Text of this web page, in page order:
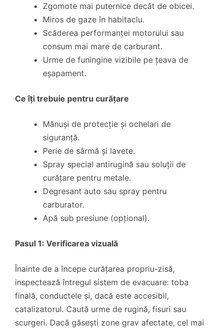
Zgomote mai puternice decât de obicei.
Miros de gaze în habitaclu.
Scăderea performanței motorului sau
consum mai mare de carburant.
Urme de funingine vizibile pe țeava de
eșapament.
Ce îți trebuie pentru curățare
Mănuși de protecție și ochelari de
siguranță.
Perie de sârmă și lavete.
Spray special antirugină sau soluții de
curățare pentru metale.
Degresant auto sau spray pentru
carburator.
Apă sub presiune (opțional).
Pasul 1: Verificarea vizuală
Înainte de a începe curățarea propriu-zisă,
inspectează întregul sistem de evacuare: toba
finală, conductele și, dacă este accesibil,
catalizatorul. Caută urme de rugină, fisuri sau
scurgeri. Dacă găsești zone grav afectate, cel mai